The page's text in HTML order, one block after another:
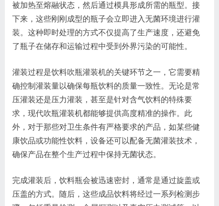
被加热至熔融状态，然后通过模具形成所需的瓶型。接
下来，这些刚刚成型的瓶子会立即进入无菌环境进行灌
装。这种即时处理的方式不仅提高了生产速度，还避免
了瓶子在储存和运输过程中受到外界污染的可能性。
灌装过程是饮料吹瓶灌装机的关键环节之一，它需要精
确控制灌装量以确保每瓶饮料的质量一致性。无论是常
压灌装还是压力灌装，甚至是针对含气饮料的特殊要
求，现代吹瓶灌装机都能够提供高度精准的操作。此
外，对于那些对卫生条件有严格要求的产品，如某些健
康饮品或功能性饮料，设备还可以配备无菌灌装技术，
确保产品在整个生产过程中保持无菌状态。
完成灌装后，饮料瓶会被迅速密封，通常是通过旋盖或
压盖的方式。随后，这些成品饮料将经过一系列检测步